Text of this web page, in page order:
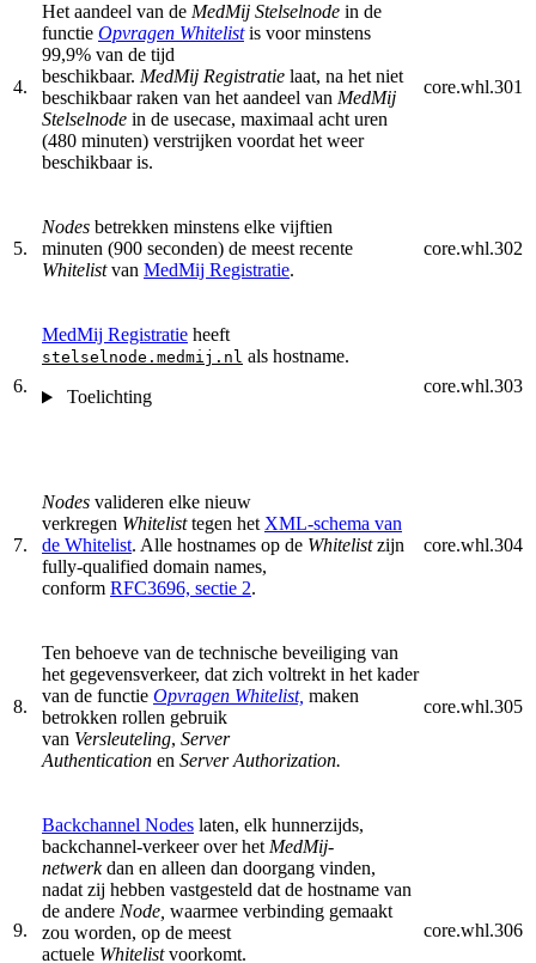
4.
Het aandeel van de MedMij Stelselnode in de
functie Opvragen Whitelistis voor minstens
99,9% van de tijd
beschikbaar. MedMij Registratie laat, na het niet
beschikbaar raken van het aandeel van MedMij
Stelselnode in de usecase, maximaal acht uren
(480 minuten) verstrijken voordat het weer
beschikbaar is.
core.whl.301
5.
Nodes betrekken minstens elke vijftien
minuten (900 seconden) de meest recente
Whitelistvan MedMij Registratie.
core.whl.302
6.
MedMij Registratie heeft
stelselnode.medmij.nl als hostname.
Toelichting
core.whl.303
7.
Nodes valideren elke nieuw
verkregen Whitelisttegen hetXML-schema van
de Whitelist. Alle hostnames op de Whitelistzijn
fully-qualified domain names,
conform RFC3696, sectie 2.
core.whl.304
8.
Ten behoeve van de technische beveiliging van
het gegevensverkeer, dat zich voltrekt in het kader
van de functie Opvragen Whitelist, maken
betrokken rollen gebruik
van Versleuteling, Server
Authentication en Server Authorization.
core.whl.305
9.
Backchannel Nodes laten, elk hunnerzijds,
backchannel-verkeer over hetMedMij-
netwerkdan en alleen dan doorgang vinden,
nadat zij hebben vastgesteld dat de hostname van
de andere Node, waarmee verbinding gemaakt
zou worden, op de meest
actuele Whitelistvoorkomt.
core.whl.306